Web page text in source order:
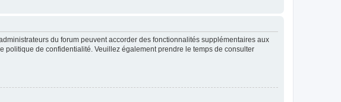
du forum peuvent accorder des fonctionnalités supplémentaires aux
politique de confidentialité. Veuillez également prendre le temps de consulter